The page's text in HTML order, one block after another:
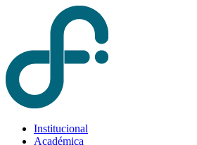
Institucional
Académica